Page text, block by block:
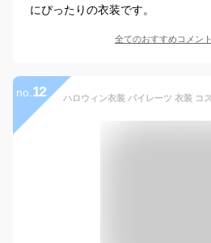
にぴったりの衣装です。
全てのおすすめコメント
no. 12